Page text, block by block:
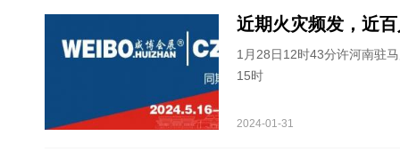
近期火灾频发，近
1月28日12时43分许河南驻
15时
2024-01-31